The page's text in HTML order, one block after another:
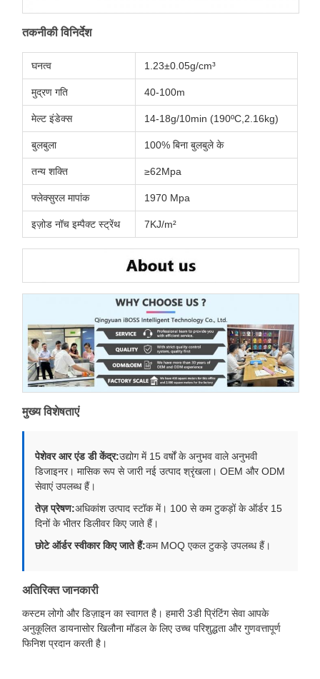
तकनीकी विनिर्देश
घनत्व 1.23±0.05g/cm³
मुद्रण गति 40-100m
मेल्ट इंडेक्स 14-18g/10min (190ºC,2.16kg)
बुलबुला 100% बिना बुलबुले के
तन्य शक्ति ≥62Mpa
फ्लेक्सुरल मापांक 1970 Mpa
इज़ोड नॉच इम्पैक्ट स्ट्रेंथ 7KJ/m²
मुख्य विशेषताएं
पेशेवर आर एंड डी केंद्र:उद्योग में 15 वर्षों के अनुभव वाले अनुभवी
डिजाइनर। मासिक रूप से जारी नई उत्पाद श्रृंखला। OEM और ODM
सेवाएं उपलब्ध हैं।
तेज़ प्रेषण:अधिकांश उत्पाद स्टॉक में। 100 से कम टुकड़ों के ऑर्डर 15
दिनों के भीतर डिलीवर किए जाते हैं।
छोटे ऑर्डर स्वीकार किए जाते हैं:कम MOQ एकल टुकड़े उपलब्ध हैं।
अतिरिक्त जानकारी
कस्टम लोगो और डिज़ाइन का स्वागत है। हमारी 3डी प्रिंटिंग सेवा आपके
अनुकूलित डायनासोर खिलौना मॉडल के लिए उच्च परिशुद्धता और गुणवत्तापूर्ण
फिनिश प्रदान करती है।